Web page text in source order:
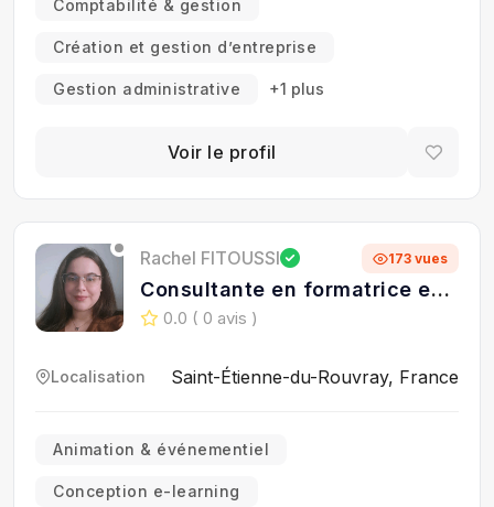
Comptabilité & gestion
Création et gestion d’entreprise
Gestion administrative +1 plus
Voir le profil
Rachel FITOUSSI 173 vues
Consultante en formatrice en
Ingénieure pédagogique -
0.0 ( 0 avis )
Localisation Saint-Étienne-du-Rouvray, France
Animation & événementiel
Conception e-learning